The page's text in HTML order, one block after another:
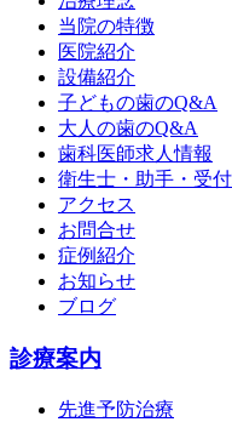
当院の特徴
医院紹介
設備紹介
子どもの歯のQ&A
大人の歯のQ&A
歯科医師求人情報
衛生士・助手・受
アクセス
お問合せ
症例紹介
お知らせ
ブログ
診療案内
先進予防治療